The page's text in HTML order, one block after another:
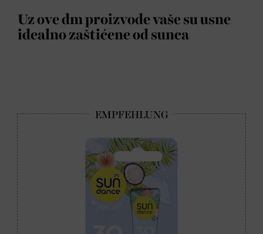
Uz ove dm proizvode vaše su usne
idealno zaštićene od sunca